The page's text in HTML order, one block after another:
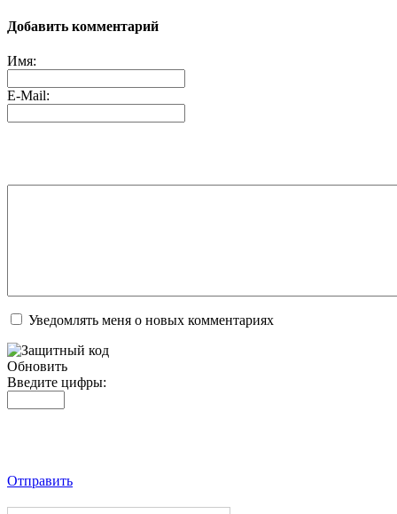
Добавить комментарий
Имя:
E-Mail:
Уведомлять меня о новых комментариях
Обновить
Введите цифры:
Отправить